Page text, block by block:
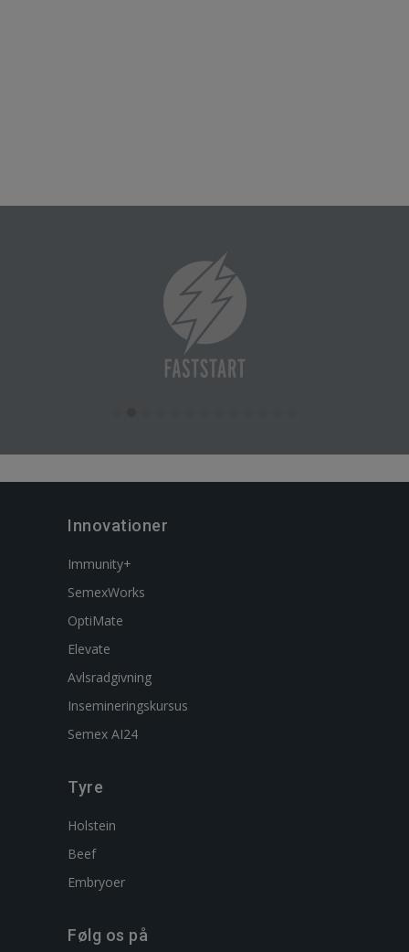
Innovationer
Immunity+
SemexWorks
OptiMate
Elevate
Avlsradgivning
Insemineringskursus
Semex AI24
Tyre
Holstein
Beef
Embryoer
Følg os på